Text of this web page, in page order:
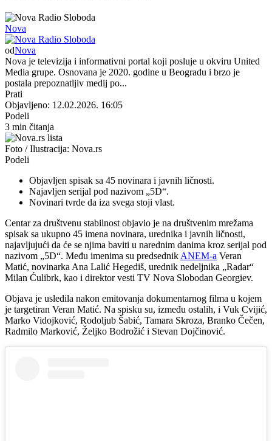
Nova
odNova
Nova je televizija i informativni portal koji posluje u okviru United
Media grupe. Osnovana je 2020. godine u Beogradu i brzo je
postala prepoznatljiv medij po...
Prati
Objavljeno: 12.02.2026. 16:05
Podeli
3 min čitanja
Foto / Ilustracija: Nova.rs
Podeli
Objavljen spisak sa 45 novinara i javnih ličnosti.
Najavljen serijal pod nazivom „5D“.
Novinari tvrde da iza svega stoji vlast.
Centar za društvenu stabilnost objavio je na društvenim mrežama
spisak sa ukupno 45 imena novinara, urednika i javnih ličnosti,
najavljujući da će se njima baviti u narednim danima kroz serijal pod
nazivom „5D“. Među imenima su predsednik ANEM-a Veran
Matić, novinarka Ana Lalić Hegediš, urednik nedeljnika „Radar“
Milan Ćulibrk, kao i direktor vesti TV Nova Slobodan Georgiev.
Objava je usledila nakon emitovanja dokumentarnog filma u kojem
je targetiran Veran Matić. Na spisku su, između ostalih, i Vuk Cvijić,
Marko Vidojković, Rodoljub Šabić, Tamara Skroza, Branko Čečen,
Radmilo Marković, Željko Bodrožić i Stevan Dojčinović.